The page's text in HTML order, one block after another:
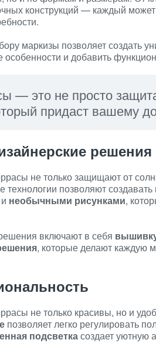
конструкций — каждый
маркизы позволяет создать
особенности и добавить
— это не просто
придаст вашему
решения
не только защищают от
позволяют
и необычными рисунками,
включают в себя
, которые делают каждую
не только красивы, но и
позволяет легко регулировать
подсветкасоздает уютную